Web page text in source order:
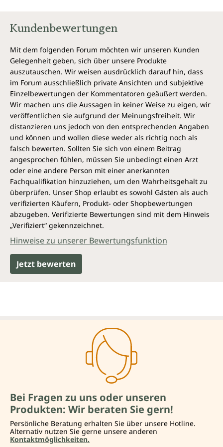
'' Gute Verzahnung von differentialdiagnostischen
Überlegungen und Erläuterung zur Pathophysiologie ''
Kundenbewertungen
Mit dem folgenden Forum möchten wir unseren Kunden
Gelegenheit geben, sich über unsere Produkte
auszutauschen. Wir weisen ausdrücklich darauf hin, dass
im Forum ausschließlich private Ansichten und subjektive
Einzelbewertungen der Kommentatoren geäußert werden.
Wir machen uns die Aussagen in keiner Weise zu eigen, wir
veröffentlichen sie aufgrund der Meinungsfreiheit. Wir
distanzieren uns jedoch von den entsprechenden Angaben
und können und wollen diese weder als richtig noch als
falsch bewerten. Sollten Sie sich von einem Beitrag
angesprochen fühlen, müssen Sie unbedingt einen Arzt
oder eine andere Person mit einer anerkannten
Fachqualifikation hinzuziehen, um den Wahrheitsgehalt zu
überprüfen. Unser Shop erlaubt es sowohl Gästen als auch
verifizierten Käufern, Produkt- oder Shopbewertungen
abzugeben. Verifizierte Bewertungen sind mit dem Hinweis
„Verifiziert“ gekennzeichnet.
Hinweise zu unserer Bewertungsfunktion
Jetzt bewerten
Bei Fragen zu uns oder unseren
Produkten: Wir beraten Sie gern!
Persönliche Beratung erhalten Sie über unsere Hotline.
Alternativ nutzen Sie gerne unsere anderen
Kontaktmöglichkeiten.